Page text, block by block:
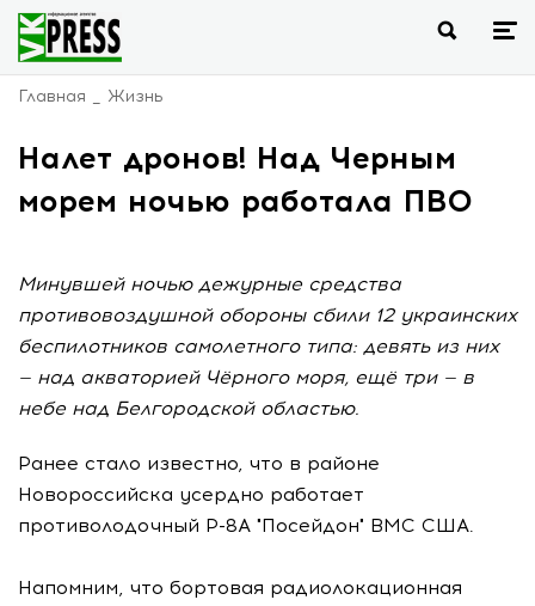
Главная Жизнь
Налет дронов! Над Черным
морем ночью работала ПВО
Минувшей ночью дежурные средства
противовоздушной обороны сбили 12 украинских
беспилотников самолетного типа: девять из них
— над акваторией Чёрного моря, ещё три — в
небе над Белгородской областью.
Ранее стало известно, что в районе
Новороссийска усердно работает
противолодочный P-8A "Посейдон" ВМС США.
Напомним, что бортовая радиолокационная